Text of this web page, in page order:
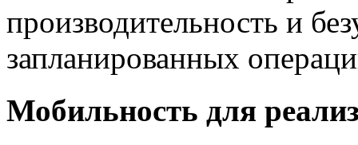
производительность и
запланированных
Мобильность для